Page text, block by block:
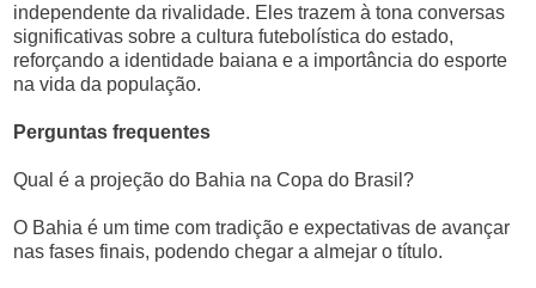
independente da rivalidade. Eles trazem à tona conversas
significativas sobre a cultura futebolística do estado,
reforçando a identidade baiana e a importância do esporte
na vida da população.
Perguntas frequentes
Qual é a projeção do Bahia na Copa do Brasil?
O Bahia é um time com tradição e expectativas de avançar
nas fases finais, podendo chegar a almejar o título.